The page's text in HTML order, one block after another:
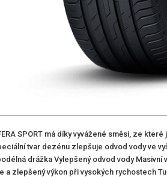
SPORT má díky vyvážené směsi, ze
tvar dezénu zlepšuje odvod vody ve
drážka Vylepšený odvod vody
a zlepšený výkon při vysokých rychostech